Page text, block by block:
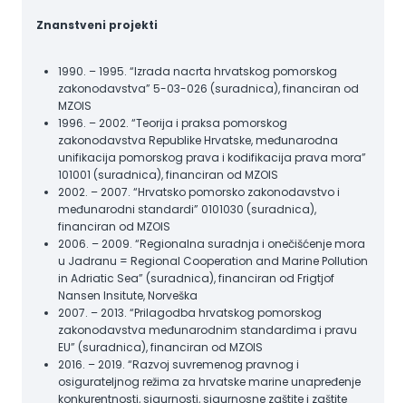
Znanstveni projekti
1990. – 1995. “Izrada nacrta hrvatskog pomorskog
zakonodavstva” 5-03-026 (suradnica), financiran od
MZOIS
1996. – 2002. “Teorija i praksa pomorskog
zakonodavstva Republike Hrvatske, međunarodna
unifikacija pomorskog prava i kodifikacija prava mora”
101001 (suradnica), financiran od MZOIS
2002. – 2007. “Hrvatsko pomorsko zakonodavstvo i
međunarodni standardi” 0101030 (suradnica),
financiran od MZOIS
2006. – 2009. “Regionalna suradnja i onečišćenje mora
u Jadranu = Regional Cooperation and Marine Pollution
in Adriatic Sea” (suradnica), financiran od Frigtjof
Nansen Insitute, Norveška
2007. – 2013. “Prilagodba hrvatskog pomorskog
zakonodavstva međunarodnim standardima i pravu
EU” (suradnica), financiran od MZOIS
2016. – 2019. “Razvoj suvremenog pravnog i
osigurateljnog režima za hrvatske marine unapređenje
konkurentnosti, sigurnosti, sigurnosne zaštite i zaštite